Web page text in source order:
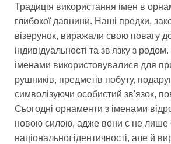
Традиція використання імен в
глибокої давнини. Наші предки,
візерунок, виражали свою повагу
індивідуальності та зв'язку з
іменами використовувалися для
рушників, предметів побуту,
символізуючи особистий зв'язок,
Сьогодні орнаменти з іменами
новою силою, адже вони є не лише
національної ідентичності, але й